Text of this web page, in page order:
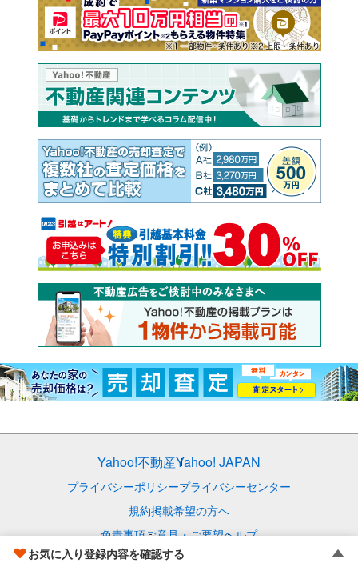
お気に入り登録内容を確認する
Yahoo!不動産Yahoo! JAPAN
プライバシーポリシープライバシーセンター
規約掲載希望の方へ
免責事項ご意見・ご要望ヘルプ
© LY Corporation